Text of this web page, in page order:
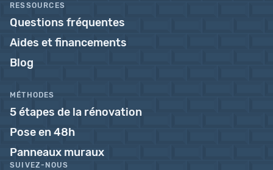
RESSOURCES
Questions fréquentes
Aides et financements
Blog
MÉTHODES
5 étapes de la rénovation
Pose en 48h
Panneaux muraux
SUIVEZ-NOUS